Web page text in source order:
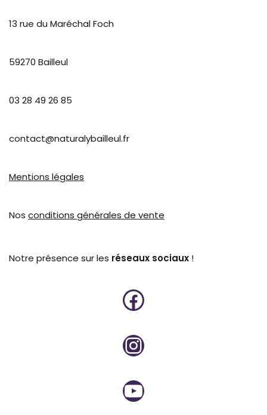
13 rue du Maréchal Foch
59270 Bailleul
03 28 49 26 85
contact@naturalybailleul.fr
Mentions légales
Nos conditions générales de vente
Notre présence sur les réseaux sociaux !